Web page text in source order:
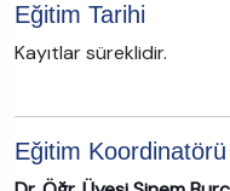
Eğitim Tarihi
Kayıtlar süreklidir.
Eğitim Koordinatörü